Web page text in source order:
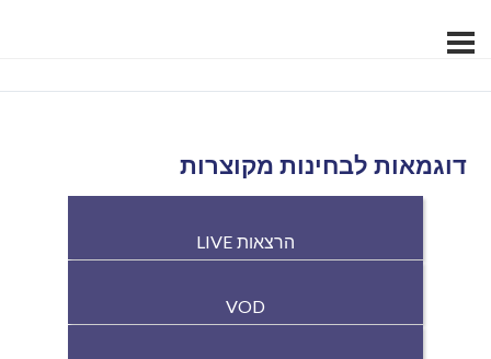
דוגמאות לבחינות מקוצרות
הרצאות LIVE
VOD